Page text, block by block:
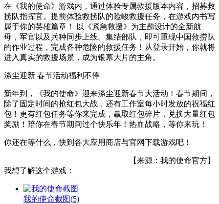
在《我的使命》游戏内，通过体验专属救援版本内容，招募救
捞队指挥官。提前体验救捞队的险峻救援任务，在游戏内书写
属于你的英雄篇章！ 以《紧急救援》为主题设计的全新航
母，军官以及兵种同步上线。集结部队，即可重现中国救捞队
的作业过程，完成各种危险的救援任务！从登录开始，你就将
进入真实的救援场景，成为银幕大片的主角。
涤尘迎新 春节活动福利不停
新年到，《我的使命》迎来涤尘迎新春节大活动！春节期间，
除了固定时间的抢红包大战，还有工作室每小时发放的祝福红
包！更有红包任务等你来完成，赢取红包碎片，兑换大量红包
奖励！陪你在春节期间过个快乐年！热血战略，等你来玩！
你还在等什么，快到各大应用商店与官网下载游戏吧！
【来源：我的使命官方】
我想了解这个游戏：
我的使命截图(5)